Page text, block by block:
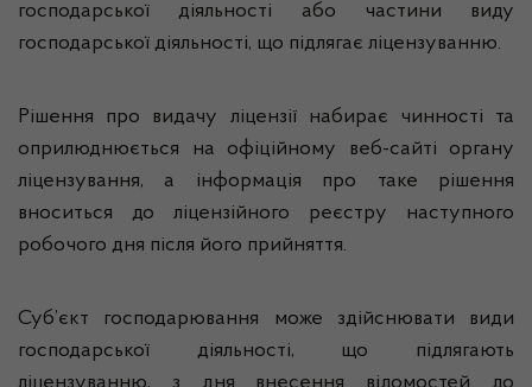
господарської діяльності або частини виду
господарської діяльності, що підлягає ліцензуванню.
Рішення про видачу ліцензії набирає чинності та
оприлюднюється на офіційному веб-сайті органу
ліцензування, а інформація про таке рішення
вноситься до ліцензійного реєстру наступного
робочого дня після його прийняття.
Суб’єкт господарювання може здійснювати види
господарської діяльності, що підлягають